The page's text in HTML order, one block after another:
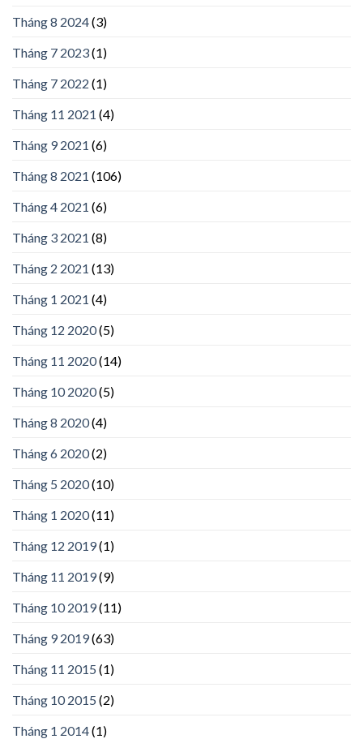
Tháng 8 2024(3)
Tháng 7 2023(1)
Tháng 7 2022 (1)
Tháng 11 2021 (4)
Tháng 9 2021 (6)
Tháng 8 2021 (106)
Tháng 4 2021 (6)
Tháng 3 2021 (8)
Tháng 2 2021 (13)
Tháng 1 2021 (4)
Tháng 12 2020(5)
Tháng 11 2020(14)
Tháng 10 2020(5)
Tháng 8 2020(4)
Tháng 6 2020(2)
Tháng 5 2020(10)
Tháng 1 2020(11)
Tháng 12 2019(1)
Tháng 11 2019(9)
Tháng 10 2019(11)
Tháng 9 2019(63)
Tháng 11 2015 (1)
Tháng 10 2015 (2)
Tháng 1 2014(1)